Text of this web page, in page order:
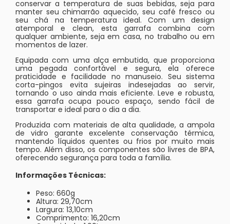
conservar a temperatura de suas bebidas, seja para
manter seu chimarrão aquecido, seu café fresco ou
seu chá na temperatura ideal. Com um design
atemporal e clean, esta garrafa combina com
qualquer ambiente, seja em casa, no trabalho ou em
momentos de lazer.
Equipada com uma alça embutida, que proporciona
uma pegada confortável e segura, ela oferece
praticidade e facilidade no manuseio. Seu sistema
corta-pingos evita sujeiras indesejadas ao servir,
tornando o uso ainda mais eficiente. Leve e robusta,
essa garrafa ocupa pouco espaço, sendo fácil de
transportar e ideal para o dia a dia.
Produzida com materiais de alta qualidade, a ampola
de vidro garante excelente conservação térmica,
mantendo líquidos quentes ou frios por muito mais
tempo. Além disso, os componentes são livres de BPA,
oferecendo segurança para toda a família.
Informações Técnicas:
Peso: 660g
Altura: 29,70cm
Largura: 13,10cm
Comprimento: 16,20cm